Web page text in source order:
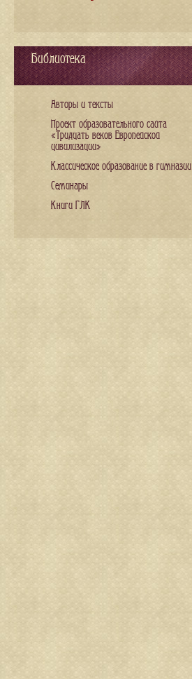
Библиотека
Авторы и тексты
Проект образовательного сайта
«Тридцать веков Европейской
цивилизации»
Классическое образование в гимназии
Семинары
Книги ГЛК